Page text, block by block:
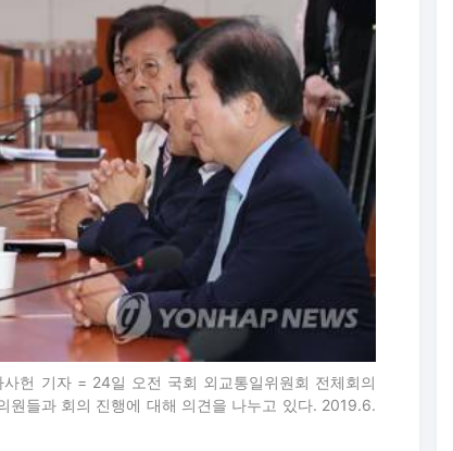
헌 기자 = 24일 오전 국회 외교통일위원회 전체회의
원들과 회의 진행에 대해 의견을 나누고 있다. 2019.6.